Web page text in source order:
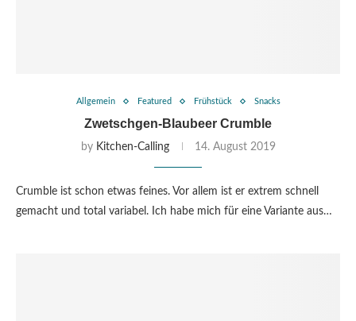
Allgemein Featured Frühstück Snacks
Zwetschgen-Blaubeer Crumble
by Kitchen-Calling 14. August 2019
Crumble ist schon etwas feines. Vor allem ist er extrem schnell
gemacht und total variabel. Ich habe mich für eine Variante aus…